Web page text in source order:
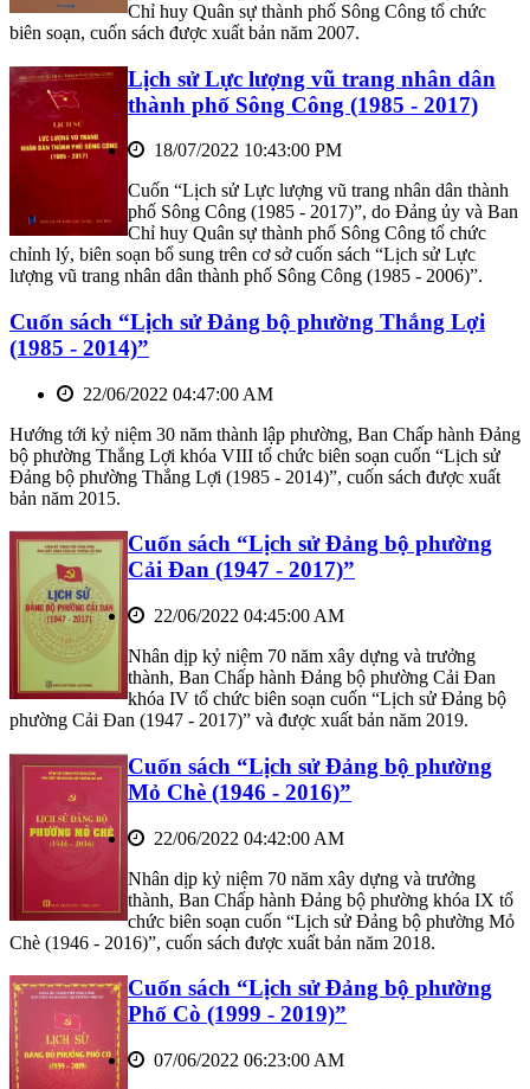
Chỉ huy Quân sự thành phố Sông Công tổ chức
biên soạn, cuốn sách được xuất bản năm 2007.
Lịch sử Lực lượng vũ trang nhân dân
thành phố Sông Công (1985 - 2017)
18/07/2022 10:43:00 PM
Cuốn “Lịch sử Lực lượng vũ trang nhân dân thành
phố Sông Công (1985 - 2017)”, do Đảng ủy và Ban
Chỉ huy Quân sự thành phố Sông Công tổ chức
chỉnh lý, biên soạn bổ sung trên cơ sở cuốn sách “Lịch sử Lực
lượng vũ trang nhân dân thành phố Sông Công (1985 - 2006)”.
Cuốn sách “Lịch sử Đảng bộ phường Thắng Lợi
(1985 - 2014)”
22/06/2022 04:47:00 AM
Hướng tới kỷ niệm 30 năm thành lập phường, Ban Chấp hành Đảng
bộ phường Thắng Lợi khóa VIII tổ chức biên soạn cuốn “Lịch sử
Đảng bộ phường Thắng Lợi (1985 - 2014)”, cuốn sách được xuất
bản năm 2015.
Cuốn sách “Lịch sử Đảng bộ phường
Cải Đan (1947 - 2017)”
22/06/2022 04:45:00 AM
Nhân dịp kỷ niệm 70 năm xây dựng và trưởng
thành, Ban Chấp hành Đảng bộ phường Cải Đan
khóa IV tổ chức biên soạn cuốn “Lịch sử Đảng bộ
phường Cải Đan (1947 - 2017)” và được xuất bản năm 2019.
Cuốn sách “Lịch sử Đảng bộ phường
Mỏ Chè (1946 - 2016)”
22/06/2022 04:42:00 AM
Nhân dịp kỷ niệm 70 năm xây dựng và trưởng
thành, Ban Chấp hành Đảng bộ phường khóa IX tổ
chức biên soạn cuốn “Lịch sử Đảng bộ phường Mỏ
Chè (1946 - 2016)”, cuốn sách được xuất bản năm 2018.
Cuốn sách “Lịch sử Đảng bộ phường
Phố Cò (1999 - 2019)”
07/06/2022 06:23:00 AM